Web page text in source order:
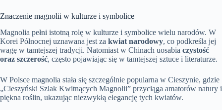
Znaczenie magnolii w kulturze i symbolice
Magnolia pełni istotną rolę w kulturze i symbolice wielu narodów. W
Korei Północnej uznawana jest za kwiat narodowy, co podkreśla jej
wagę w tamtejszej tradycji. Natomiast w Chinach uosabia czystość
oraz szczerość, często pojawiając się w tamtejszej sztuce i literaturze.
W Polsce magnolia stała się szczególnie popularna w Cieszynie, gdzie
„Cieszyński Szlak Kwitnących Magnolii” przyciąga amatorów natury i
piękna roślin, ukazując niezwykłą elegancję tych kwiatów.